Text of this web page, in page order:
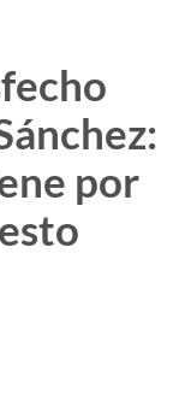
por